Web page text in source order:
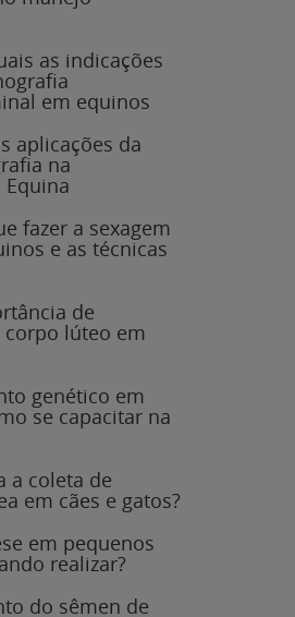
as indicações
em equinos
aplicações da
na
Equina
fazer a sexagem
e as técnicas
de
lúteo em
genético em
se capacitar na
coleta de
em cães e gatos?
em pequenos
realizar?
do sêmen de